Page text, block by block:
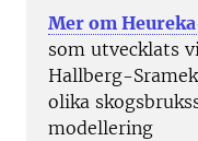
Mer om
som utvecklats
Hallberg-
olika
modellering